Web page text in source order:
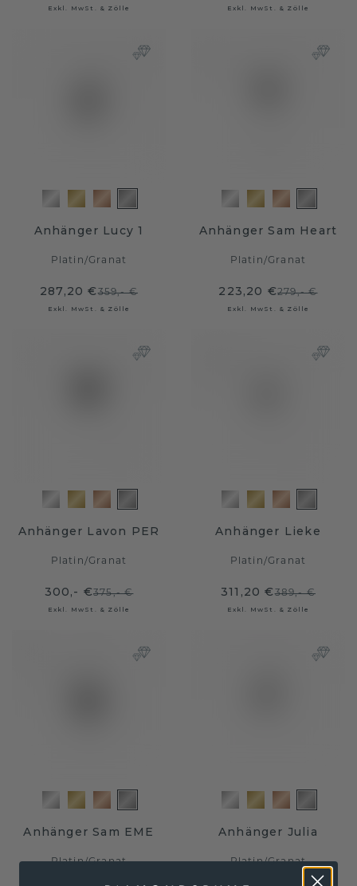
Exkl. MwSt. & Zölle Exkl. MwSt. & Zölle
Anhänger Lucy 1
Platin/Granat
287,20 €359,- €
Exkl. MwSt. & Zölle
Anhänger Sam Heart
Platin/Granat
223,20 €279,- €
Exkl. MwSt. & Zölle
Anhänger Lavon PER
Platin/Granat
300,- €375,- €
Exkl. MwSt. & Zölle
Anhänger Lieke
Platin/Granat
311,20 €389,- €
Exkl. MwSt. & Zölle
Anhänger Sam EME
Platin/Granat
Anhänger Julia
Platin/Granat